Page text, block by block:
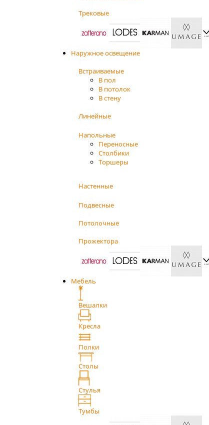
Трековые
Наружное освещение
Встраиваемые
В пол
В потолок
В стену
Линейные
Напольные
Переносные
Столбики
Торшеры
Настенные
Подвесные
Потолочные
Прожектора
Мебель
Вешалки
Кресла
Полки
Столы
Стулья
Тумбы